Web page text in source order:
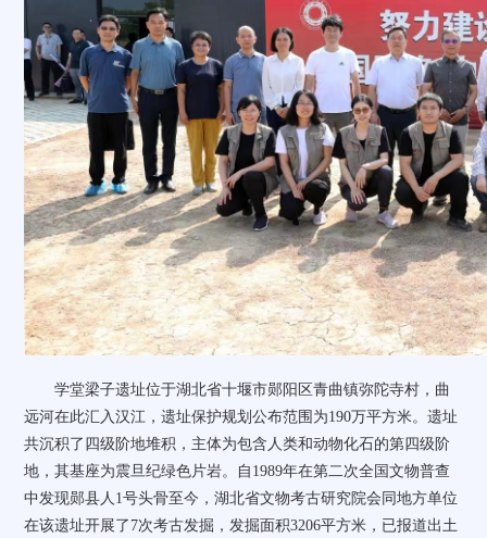
学堂梁子遗址位于湖北省十堰市郧阳区青曲镇弥陀寺村，曲
远河在此汇入汉江，遗址保护规划公布范围为190万平方米。遗址
共沉积了四级阶地堆积，主体为包含人类和动物化石的第四级阶
地，其基座为震旦纪绿色片岩。自 1989年在第二次全国文物普查
中发现郧县人 1号头骨至今，湖北省文物考古研究院会同地方单位
在该遗址开展了 7次考古发掘，发掘面积3206平方米，已报道出土